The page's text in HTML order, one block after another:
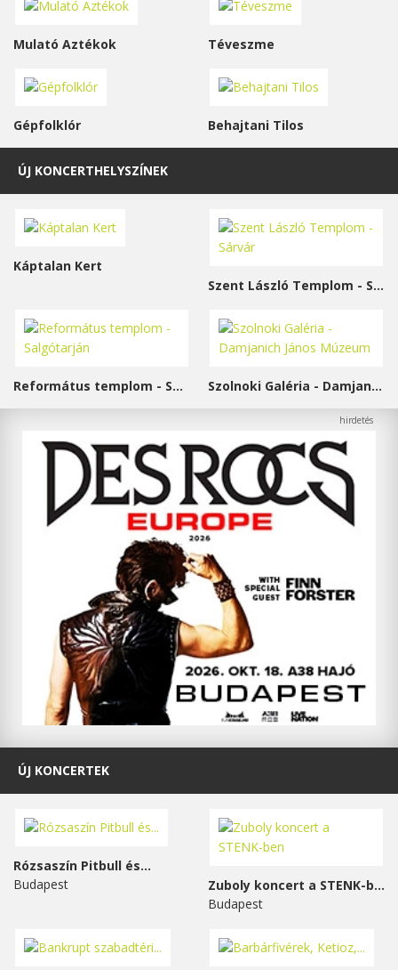
Mulató Aztékok Téveszme
Gépfolklór Behajtani Tilos
ÚJ KONCERTHELYSZÍNEK
Káptalan Kert
Szent László Templom - Sárvár
Református templom - Salgótarján Szolnoki Galéria - Damjanich János Múzeum
ÚJ KONCERTEK
Rózsaszín Pitbull és...
Budapest
Zuboly koncert a STENK-ben
Budapest